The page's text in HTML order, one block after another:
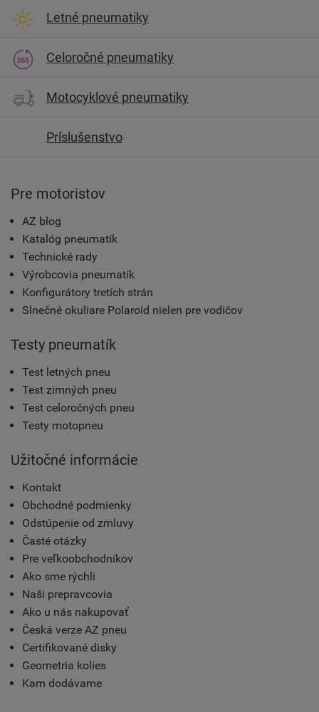
Letné pneumatiky
Celoročné pneumatiky
Motocyklové pneumatiky
Príslušenstvo
Pre motoristov
AZ blog
Katalóg pneumatík
Technické rady
Výrobcovia pneumatík
Konfigurátory tretích strán
Slnečné okuliare Polaroid nielen pre vodičov
Testy pneumatík
Test letných pneu
Test zimných pneu
Test celoročných pneu
Testy motopneu
Užitočné informácie
Kontakt
Obchodné podmienky
Odstúpenie od zmluvy
Časté otázky
Pre veľkoobchodníkov
Ako sme rýchli
Naši prepravcovia
Ako u nás nakupovať
Česká verze AZ pneu
Certifikované disky
Geometria kolies
Kam dodávame